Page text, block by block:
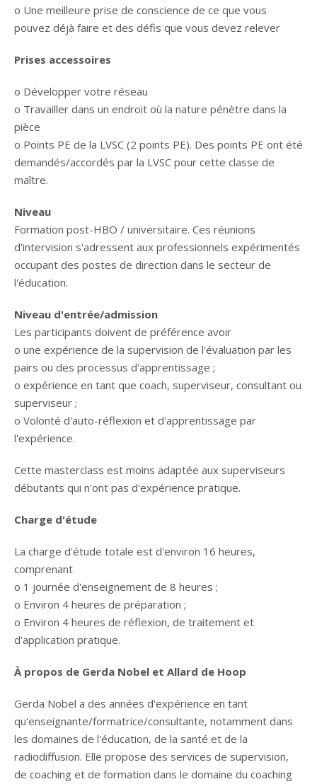
o Une meilleure prise de conscience de ce que vous
pouvez déjà faire et des défis que vous devez relever
Prises accessoires
o Développer votre réseau
o Travailler dans un endroit où la nature pénètre dans la
pièce
o Points PE de la LVSC (2 points PE). Des points PE ont été
demandés/accordés par la LVSC pour cette classe de
maître.
Niveau
Formation post-HBO / universitaire. Ces réunions
d'intervision s'adressent aux professionnels expérimentés
occupant des postes de direction dans le secteur de
l'éducation.
Niveau d'entrée/admission
Les participants doivent de préférence avoir
o une expérience de la supervision de l'évaluation par les
pairs ou des processus d'apprentissage ;
o expérience en tant que coach, superviseur, consultant ou
superviseur ;
o Volonté d'auto-réflexion et d'apprentissage par
l'expérience.
Cette masterclass est moins adaptée aux superviseurs
débutants qui n'ont pas d'expérience pratique.
Charge d'étude
La charge d'étude totale est d'environ 16 heures,
comprenant
o 1 journée d'enseignement de 8 heures ;
o Environ 4 heures de préparation ;
o Environ 4 heures de réflexion, de traitement et
d'application pratique.
À propos de Gerda Nobel et Allard de Hoop
Gerda Nobel a des années d'expérience en tant
qu'enseignante/formatrice/consultante, notamment dans
les domaines de l'éducation, de la santé et de la
radiodiffusion. Elle propose des services de supervision,
de coaching et de formation dans le domaine du coaching